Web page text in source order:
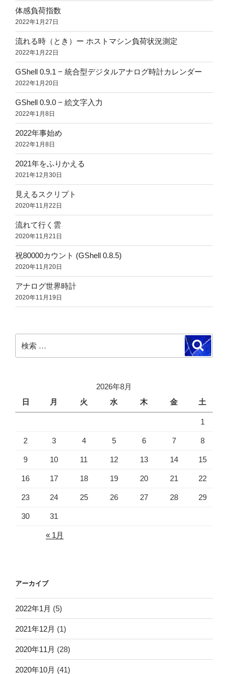
体感負荷指数
2022年1月27日
流れる時（とき）ー ホストマシン負荷状況測定
2022年1月22日
GShell 0.9.1 − 統合型デジタルアナログ時計カレンダー
2022年1月20日
GShell 0.9.0 − 絵文字入力
2022年1月8日
2022年事始め
2022年1月8日
2021年をふりかえる
2021年12月30日
見えるスクリプト
2020年11月22日
流れて行く雲
2020年11月21日
祝80000カウント (GShell 0.8.5)
2020年11月20日
アナログ世界時計
2020年11月19日
索:
検
索
2026年8月
日
月 火 水 木 金 土
1
2 3 4 5 6 7 8
9 10 11 12 13 14 15
16 17 18 19 20 21 22
23 24 25 26 27 28 29
30 31
« 1月
アーカイブ
2022年1月 (5)
2021年12月 (1)
2020年11月 (28)
2020年10月 (41)